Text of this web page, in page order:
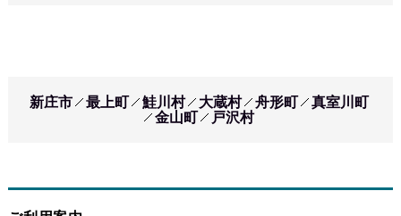
新庄市 最上町 鮭川村 大蔵村 舟形町
真室川町
金山町
戸沢村